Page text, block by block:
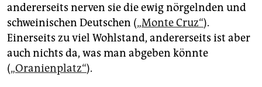
andererseits nerven sie die ewig nörgelnden und
schweinischen Deutschen („Monte Cruz“).
Einerseits zu viel Wohlstand, andererseits ist aber
auch nichts da, was man abgeben könnte
(„Oranienplatz“).